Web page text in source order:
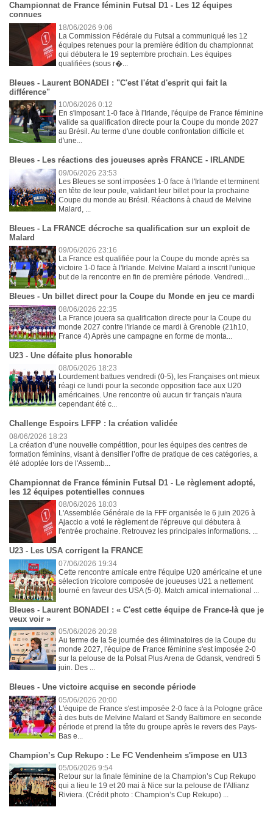
Championnat de France féminin Futsal D1 - Les 12 équipes
connues
18/06/2026 9:06
La Commission Fédérale du Futsal a communiqué les 12
équipes retenues pour la première édition du championnat
qui débutera le 19 septembre prochain. Les équipes
qualifiées (sous r�...
Bleues - Laurent BONADEI : "C'est l'état d'esprit qui fait la
différence"
10/06/2026 0:12
En s'imposant 1-0 face à l'Irlande, l'équipe de France féminine
valide sa qualification directe pour la Coupe du monde 2027
au Brésil. Au terme d'une double confrontation difficile et
d'une...
Bleues - Les réactions des joueuses après FRANCE - IRLANDE
09/06/2026 23:53
Les Bleues se sont imposées 1-0 face à l'Irlande et terminent
en tête de leur poule, validant leur billet pour la prochaine
Coupe du monde au Brésil. Réactions à chaud de Melvine
Malard, ...
Bleues - La FRANCE décroche sa qualification sur un exploit de
Malard
09/06/2026 23:16
La France est qualifiée pour la Coupe du monde après sa
victoire 1-0 face à l'Irlande. Melvine Malard a inscrit l'unique
but de la rencontre en fin de première période. Vendredi...
Bleues - Un billet direct pour la Coupe du Monde en jeu ce mardi
08/06/2026 22:35
La France jouera sa qualification directe pour la Coupe du
monde 2027 contre l'Irlande ce mardi à Grenoble (21h10,
France 4) Après une campagne en forme de monta...
U23 - Une défaite plus honorable
08/06/2026 18:23
Lourdement battues vendredi (0-5), les Françaises ont mieux
réagi ce lundi pour la seconde opposition face aux U20
américaines. Une rencontre où aucun tir français n'aura
cependant été c...
Challenge Espoirs LFFP : la création validée
08/06/2026 18:23
La création d’une nouvelle compétition, pour les équipes des centres de
formation féminins, visant à densifier l’offre de pratique de ces catégories, a
été adoptée lors de l'Assemb...
Championnat de France féminin Futsal D1 - Le règlement adopté,
les 12 équipes potentielles connues
08/06/2026 18:03
L'Assemblée Générale de la FFF organisée le 6 juin 2026 à
Ajaccio a voté le règlement de l'épreuve qui débutera à
l'entrée prochaine. Retrouvez les principales informations. ...
U23 - Les USA corrigent la FRANCE
07/06/2026 19:34
Cette rencontre amicale entre l'équipe U20 américaine et une
sélection tricolore composée de joueuses U21 a nettement
tourné en faveur des USA (5-0). Match amical international ...
Bleues - Laurent BONADEI : « C'est cette équipe de France-là que je
veux voir »
05/06/2026 20:28
Au terme de la 5e journée des éliminatoires de la Coupe du
monde 2027, l'équipe de France féminine s'est imposée 2-0
sur la pelouse de la Polsat Plus Arena de Gdansk, vendredi 5
juin. Des ...
Bleues - Une victoire acquise en seconde période
05/06/2026 20:00
L'équipe de France s'est imposée 2-0 face à la Pologne grâce
à des buts de Melvine Malard et Sandy Baltimore en seconde
période et prend la tête du groupe après le revers des Pays-
Bas e...
Champion’s Cup Rekupo : Le FC Vendenheim s'impose en U13
05/06/2026 9:54
Retour sur la finale féminine de la Champion’s Cup Rekupo
qui a lieu le 19 et 20 mai à Nice sur la pelouse de l'Allianz
Riviera. (Crédit photo : Champion’s Cup Rekupo) ...